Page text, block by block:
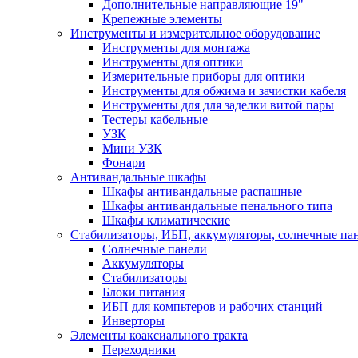
Дополнительные направляющие 19"
Крепежные элементы
Инструменты и измерительное оборудование
Инструменты для монтажа
Инструменты для оптики
Измерительные приборы для оптики
Инструменты для обжима и зачистки кабеля
Инструменты для для заделки витой пары
Тестеры кабельные
УЗК
Мини УЗК
Фонари
Антивандальные шкафы
Шкафы антивандальные распашные
Шкафы антивандальные пенального типа
Шкафы климатические
Стабилизаторы, ИБП, аккумуляторы, солнечные
Солнечные панели
Аккумуляторы
Стабилизаторы
Блоки питания
ИБП для компьтеров и рабочих станций
Инверторы
Элементы коаксиального тракта
Переходники